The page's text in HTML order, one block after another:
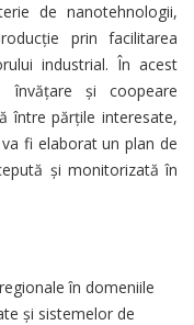
de nanotehnologii,
prin facilitarea
industrial. În acest
şi coopeare
între părţile interesate,
fi elaborat un plan de
şi monitorizată în
în domeniile
şi sistemelor de